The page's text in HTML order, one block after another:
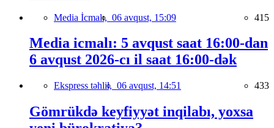
Media İcmalı, 06 avqust, 15:09 415
Media icmalı: 5 avqust saat 16:00-dan
6 avqust 2026-cı il saat 16:00-dək
Ekspress təhlil, 06 avqust, 14:51 433
Gömrükdə keyfiyyət inqilabı, yoxsa